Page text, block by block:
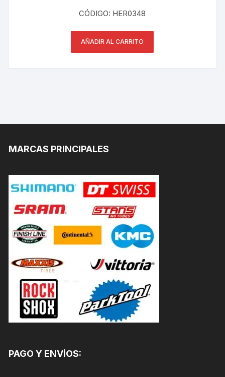
CÓDIGO: HER0348
AÑADIR AL CARRITO
MARCAS PRINCIPALES
PAGO Y ENVÍOS: